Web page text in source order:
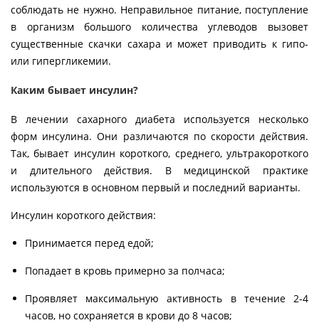
соблюдать не нужно. Неправильное питание, поступление
в организм большого количества углеводов вызовет
существенные скачки сахара и может приводить к гипо-
или гипергликемии.
Каким бывает инсулин?
В лечении сахарного диабета используется несколько
форм инсулина. Они различаются по скорости действия.
Так, бывает инсулин короткого, среднего, ультракороткого
и длительного действия. В медицинской практике
используются в основном первый и последний варианты.
Инсулин короткого действия:
Принимается перед едой;
Попадает в кровь примерно за полчаса;
Проявляет максимальную активность в течение 2-4
часов, но сохраняется в крови до 8 часов;